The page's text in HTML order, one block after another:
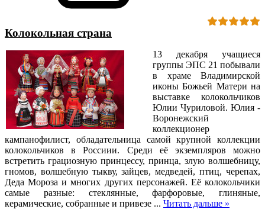
Колокольная страна
13 декабря учащиеся
группы ЭПС 21 побывали
в храме Владимирской
иконы Божьей Матери на
выставке колокольчиков
Юлии Чуриловой. Юлия -
Воронежский
коллекционер
кампанофилист, обладательница самой крупной коллекции
колокольчиков в Россиии. Среди её экземпляров можно
встретить грациозную принцессу, принца, злую волшебницу,
гномов, волшебную тыкву, зайцев, медведей, птиц, черепах,
Деда Мороза и многих других персонажей. Её колокольчики
самые разные: стеклянные, фарфоровые, глиняные,
керамические, собранные и привезе ... Читать дальше »